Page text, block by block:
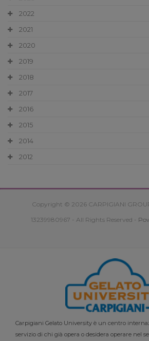
2022
2021
2020
2019
2018
2017
2016
2015
2014
2012
Copyright © 2026 CARPIGIANI
13239980967 - All Rights Reserved -
Carpigiani Gelato University è un centro
servizio di chi già opera o desidera operare nel